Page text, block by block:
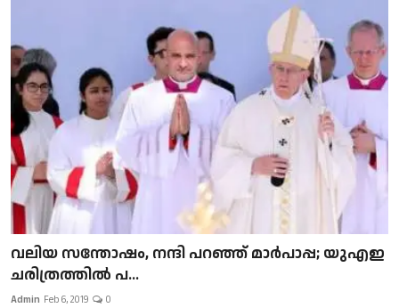
വലിയ സന്തോഷം, നന്ദി പറഞ്ഞ് മാർപാപ്പ; യുഎഇ
ചരിത്രത്തിൽ പ...
Admin Feb 6, 2019 0